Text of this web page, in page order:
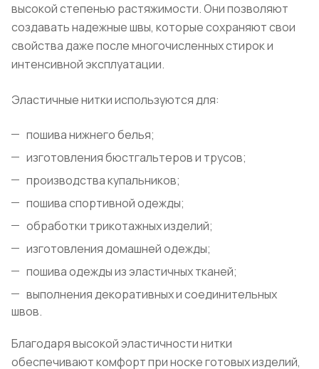
высокой степенью растяжимости. Они позволяют
создавать надежные швы, которые сохраняют свои
свойства даже после многочисленных стирок и
интенсивной эксплуатации.
Эластичные нитки используются для:
пошива нижнего белья;
изготовления бюстгальтеров и трусов;
производства купальников;
пошива спортивной одежды;
обработки трикотажных изделий;
изготовления домашней одежды;
пошива одежды из эластичных тканей;
выполнения декоративных и соединительных
швов.
Благодаря высокой эластичности нитки
обеспечивают комфорт при носке готовых изделий,